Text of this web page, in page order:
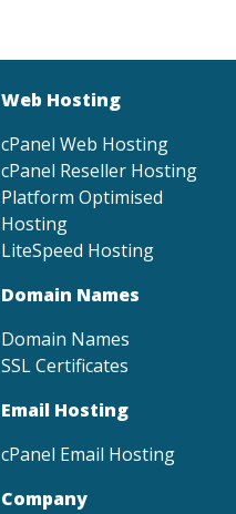
Web Hosting
cPanel Web Hosting
cPanel Reseller Hosting
Platform Optimised
Hosting
LiteSpeed Hosting
Domain Names
Domain Names
SSL Certificates
Email Hosting
cPanel Email Hosting
Company